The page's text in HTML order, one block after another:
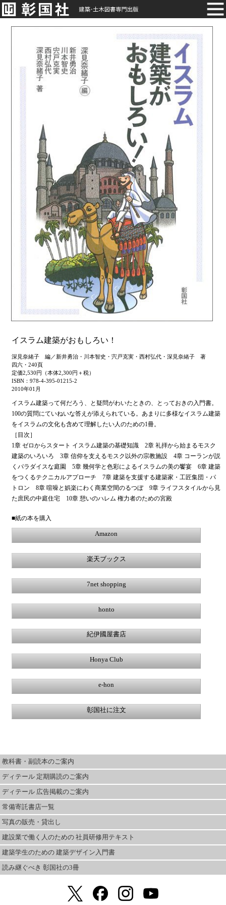
イスラム建築がおもしろい！
深見奈緒子 編／新井勇治・川本智史・宍戸克実・西村弘代・深見奈緒子 著
四六・240頁
定価2,530円（本体2,300円＋税）
ISBN：978-4-395-01215-2
2010年01月
イスラム建築って何だろう、と疑問がわいたときの、とっておきの入門書。
100の質問にていねいな答えが添えられている。あまりに多様なイスラム建築
をイスラムの文化も含めて理解したい人のための1冊。
［目次］
1章 ゼロからスタート イスラム建築の基礎知識 2章 礼拝から始まるモスク
建築のいろいろ 3章 信仰を支えるモスク以外の宗教施設 4章 コーランが説
くパラダイスな庭園 5章 幾何学と色彩によるイスラムの美の饗宴 6章 建築
をつくるテクニカルアプローチ 7章 建築を支援する建築家・工匠集団・パ
トロン 8章 喧噪と娯楽にわく商業空間のるつぼ 9章 ライフスタイルから見
た庶民の中庭住宅 10章 憩いのハレム 権力者のための宮殿
■紙の本を購入
Amazon
楽天ブックス
7net shopping
honto
紀伊國屋書店
Honya Club
e-hon
彰国社に注文
教科書・副読本のご案内
ディテール 定期購読のご案内
ディテール 広告掲載のご案内
常備寄託書店一覧
写真の販売・貸出し
建設業で働く人のための 社員研修用テキスト
建築学生のための 建築デザイン入門書
読み継ぐべき 彰国社の3冊